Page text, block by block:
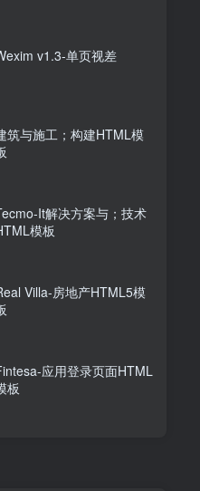
v1.3-单页视差
筑与施工；构建HTML模
It解决方案与；技术
模板
Villa-房地产HTML5模
应用登录页面HTML
板